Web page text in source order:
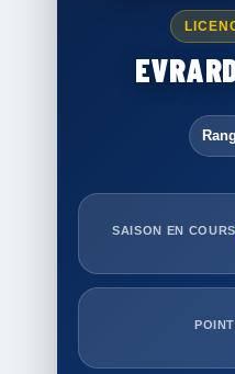
SAISON EN COURS